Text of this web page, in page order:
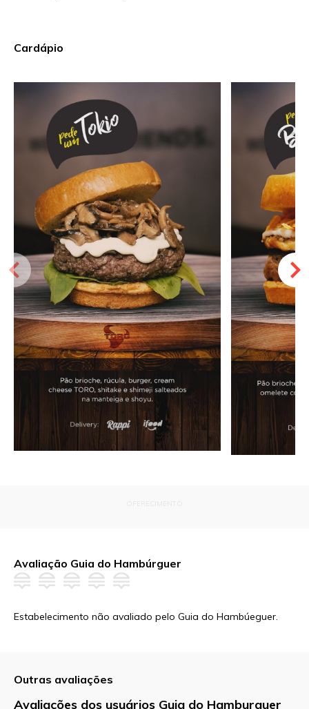
Cardápio
Avaliação Guia do Hambúrguer
Estabelecimento não avaliado pelo Guia do Hambúeguer.
Outras avaliações
Avaliações dos usuários Guia do Hamburguer